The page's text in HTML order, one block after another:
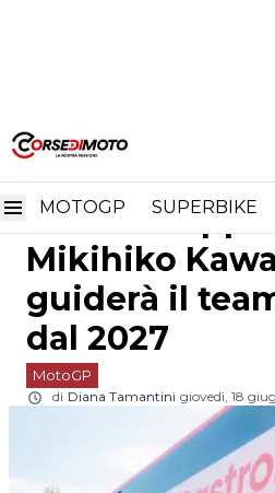
MOTOGP SUPERBIKE
Home MotoGP
Honda
Honda punta
dello
Mikihiko
guiderà il
dal 2027
MotoGP
di Diana Tamantini giovedì, 18